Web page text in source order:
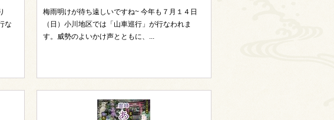
な
梅雨明けが待ち遠しいですね~ 今年も７月１４日
（日）小川地区では「山車巡行」が行なわれま
す。威勢のよいかけ声とともに、...